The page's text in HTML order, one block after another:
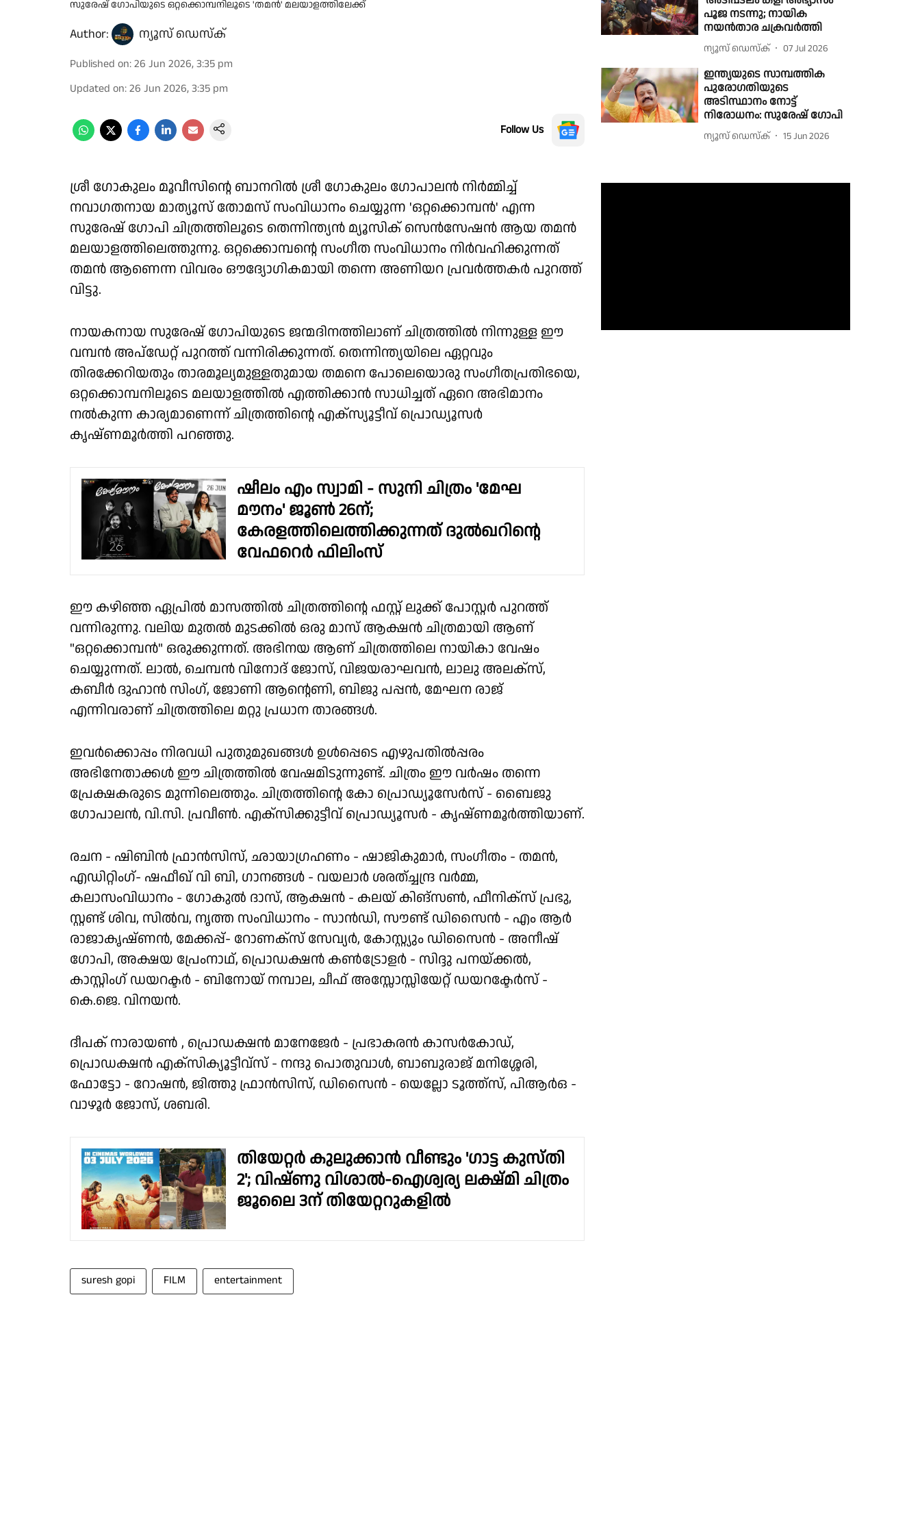
സുരേഷ് ഗോപിയുടെ ഒറ്റക്കൊമ്പനിലൂടെ 'തമൻ' മലയാളത്തിലേക്ക്
Author: ന്യൂസ് ഡെസ്ക്
Published on:26 Jun 2026, 3:35 pm
Updated on:26 Jun 2026, 3:35 pm
Follow Us
ശ്രീ ഗോകുലം മൂവീസിൻ്റെ ബാനറിൽ ശ്രീ ഗോകുലം ഗോപാലൻ നിർമ്മിച്ച്
നവാഗതനായ മാത്യൂസ് തോമസ് സംവിധാനം ചെയ്യുന്ന 'ഒറ്റക്കൊമ്പൻ' എന്ന
സുരേഷ് ഗോപി ചിത്രത്തിലൂടെ തെന്നിന്ത്യൻ മ്യൂസിക് സെൻസേഷൻ ആയ തമൻ
മലയാളത്തിലെത്തുന്നു. ഒറ്റക്കൊമ്പൻ്റെ സംഗീത സംവിധാനം നിർവഹിക്കുന്നത്
തമൻ ആണെന്ന വിവരം ഔദ്യോഗികമായി തന്നെ അണിയറ പ്രവർത്തകർ പുറത്ത്
വിട്ടു.
നായകനായ സുരേഷ് ഗോപിയുടെ ജന്മദിനത്തിലാണ് ചിത്രത്തിൽ നിന്നുള്ള ഈ
വമ്പൻ അപ്ഡേറ്റ് പുറത്ത് വന്നിരിക്കുന്നത്. തെന്നിന്ത്യയിലെ ഏറ്റവും
തിരക്കേറിയതും താരമൂല്യമുള്ളതുമായ തമനെ പോലെയൊരു സംഗീതപ്രതിഭയെ,
ഒറ്റക്കൊമ്പനിലൂടെ മലയാളത്തിൽ എത്തിക്കാൻ സാധിച്ചത് ഏറെ അഭിമാനം
നൽകുന്ന കാര്യമാണെന്ന് ചിത്രത്തിൻ്റെ എക്സ്യൂട്ടീവ് പ്രൊഡ്യൂസർ
കൃഷ്ണമൂർത്തി പറഞ്ഞു.
ഷീലം എം സ്വാമി - സുനി ചിത്രം 'മേഘ
മൗനം' ജൂൺ 26ന്;
കേരളത്തിലെത്തിക്കുന്നത് ദുൽഖറിൻ്റെ
വേഫറെർ ഫിലിംസ്
ഈ കഴിഞ്ഞ ഏപ്രിൽ മാസത്തിൽ ചിത്രത്തിൻ്റെ ഫസ്റ്റ് ലുക്ക് പോസ്റ്റർ പുറത്ത്
വന്നിരുന്നു. വലിയ മുതൽ മുടക്കിൽ ഒരു മാസ് ആക്ഷൻ ചിത്രമായി ആണ്
"ഒറ്റക്കൊമ്പൻ" ഒരുക്കുന്നത്. അഭിനയ ആണ് ചിത്രത്തിലെ നായികാ വേഷം
ചെയ്യുന്നത്. ലാൽ, ചെമ്പൻ വിനോദ് ജോസ്, വിജയരാഘവൻ, ലാലു അലക്സ്,
കബീർ ദുഹാൻ സിംഗ്, ജോണി ആൻ്റെണി, ബിജു പപ്പൻ, മേഘന രാജ്
എന്നിവരാണ് ചിത്രത്തിലെ മറ്റു പ്രധാന താരങ്ങൾ.
ഇവർക്കൊപ്പം നിരവധി പുതുമുഖങ്ങൾ ഉൾപ്പെടെ എഴുപതിൽപ്പരം
അഭിനേതാക്കൾ ഈ ചിത്രത്തിൽ വേഷമിടുന്നുണ്ട്. ചിത്രം ഈ വർഷം തന്നെ
പ്രേക്ഷകരുടെ മുന്നിലെത്തും. ചിത്രത്തിൻ്റെ കോ പ്രൊഡ്യൂസേർസ് - ബൈജു
ഗോപാലൻ, വി.സി. പ്രവീൺ. എക്സിക്കുട്ടീവ് പ്രൊഡ്യൂസർ - കൃഷ്ണമൂർത്തിയാണ്.
രചന - ഷിബിൻ ഫ്രാൻസിസ്, ഛായാഗ്രഹണം - ഷാജികുമാർ, സംഗീതം - തമൻ,
എഡിറ്റിംഗ്- ഷഫീഖ് വി ബി, ഗാനങ്ങൾ - വയലാർ ശരത്ച്ചന്ദ്ര വർമ്മ,
കലാസംവിധാനം - ഗോകുൽ ദാസ്, ആക്ഷൻ - കലയ് കിങ്സൺ, ഫീനിക്സ് പ്രഭു,
സ്റ്റണ്ട് ശിവ, സിൽവ, നൃത്ത സംവിധാനം - സാൻഡി, സൗണ്ട് ഡിസൈൻ - എം ആർ
രാജാകൃഷ്ണൻ, മേക്കപ്പ്- റോണക്സ് സേവ്യർ, കോസ്റ്റ്യും ഡിസൈൻ - അനീഷ്
ഗോപി, അക്ഷയ പ്രേംനാഥ്, പ്രൊഡക്ഷൻ കൺട്രോളർ - സിദ്ദു പനയ്ക്കൽ,
കാസ്റ്റിംഗ് ഡയറക്ടർ - ബിനോയ് നമ്പാല, ചീഫ് അസ്സോസ്സിയേറ്റ് ഡയറക്ടേർസ് -
കെ.ജെ. വിനയൻ.
ദീപക് നാരായൺ , പ്രൊഡക്ഷൻ മാനേജേർ - പ്രഭാകരൻ കാസർകോഡ്,
പ്രൊഡക്ഷൻ എക്സിക്യൂട്ടീവ്സ് - നന്ദു പൊതുവാൾ, ബാബുരാജ് മനിശ്ശേരി,
ഫോട്ടോ - റോഷൻ, ജിത്തു ഫ്രാൻസിസ്, ഡിസൈൻ - യെല്ലോ ടൂത്ത്സ്, പിആർഒ -
വാഴൂർ ജോസ്, ശബരി.
തിയേറ്റര്‍ കുലുക്കാന്‍ വീണ്ടും 'ഗാട്ട കുസ്തി
2'; വിഷ്ണു വിശാല്‍-ഐശ്വര്യ ലക്ഷ്മി ചിത്രം
ജൂലൈ 3ന് തിയേറ്ററുകളില്‍
suresh gopi FILM entertainment
പൂജ നടന്നു; നായിക
നയൻ‌താര ചക്രവർത്തി
ന്യൂസ് ഡെസ്ക് 07 Jul 2026
ഇന്ത്യയുടെ സാമ്പത്തിക
പുരോഗതിയുടെ
അടിസ്ഥാനം നോട്ട്
നിരോധനം: സുരേഷ് ഗോപി
ന്യൂസ് ഡെസ്ക് 15 Jun 2026